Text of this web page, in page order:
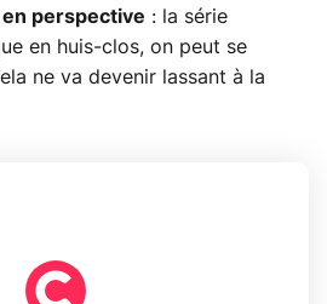
perspective : la série
en huis-clos, on peut se
ne va devenir lassant à la